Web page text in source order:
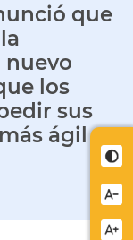
que
nuevo
los
sus
ágil y